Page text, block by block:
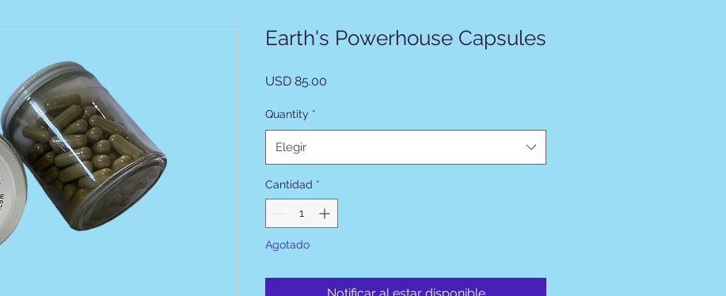
Earth's Powerhouse Capsules
USD 85.00
Quantity *
Elegir
Cantidad *
Agotado